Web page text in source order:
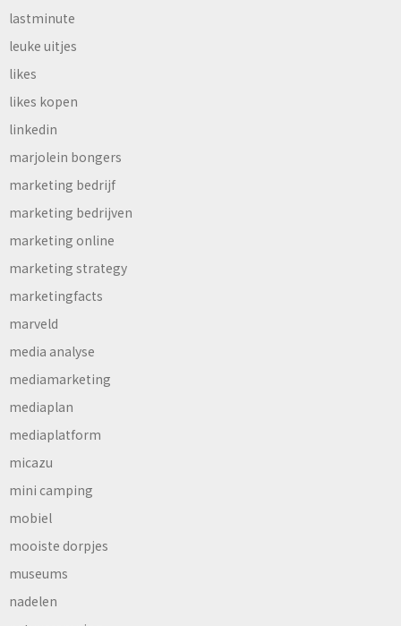
lastminute
leuke uitjes
likes
likes kopen
linkedin
marjolein bongers
marketing bedrijf
marketing bedrijven
marketing online
marketing strategy
marketingfacts
marveld
media analyse
mediamarketing
mediaplan
mediaplatform
micazu
mini camping
mobiel
mooiste dorpjes
museums
nadelen